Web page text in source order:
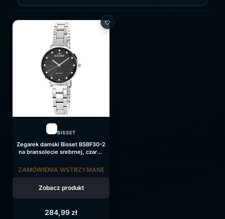
BISSET
Zegarek damski Bisset BSBF30-2
na bransolecie srebrnej, czarna
284,99 zł
ZAMÓWIENIA WSTRZYMANE
Zobacz produkt